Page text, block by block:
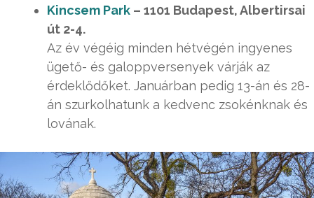
Kincsem Park – 1101 Budapest, Albertirsai
út 2-4.
Az év végéig minden hétvégén ingyenes
ügető- és galoppversenyek várják az
érdeklődőket. Januárban pedig 13-án és 28-
án szurkolhatunk a kedvenc zsokénknak és
lovának.